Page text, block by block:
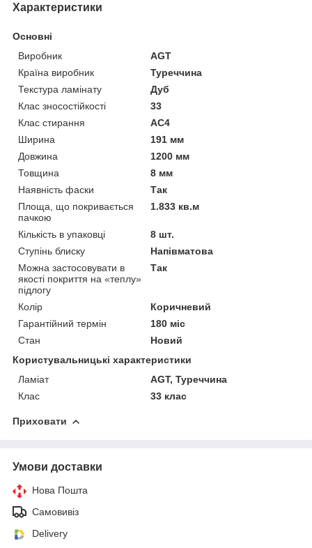
Характеристики
Основні
Виробник
AGT
Країна виробник
Туреччина
Текстура ламінату
Дуб
Клас зносостійкості
33
Клас стирання
АС4
Ширина
191 мм
Довжина
1200 мм
Товщина
8 мм
Наявність фаски
Так
Площа, що покривається
пачкою
1.833 кв.м
Кількість в упаковці
8 шт.
Ступінь блиску
Напівматова
Можна застосовувати в
якості покриття на «теплу»
підлогу
Так
Колір
Коричневий
Гарантійний термін
180 міс
Стан
Новий
Користувальницькі характеристики
Ламіат
AGT, Туреччина
Клас
33 клас
Приховати
Умови доставки
Нова Пошта
Самовивіз
Delivery